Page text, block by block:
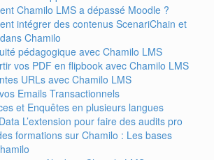
Chamilo LMS a dépassé Moodle ?
intégrer des contenus ScenariChain et
Chamilo
pédagogique avec Chamilo LMS
vos PDF en flipbook avec Chamilo LMS
URLs avec Chamilo LMS
Emails Transactionnels
et Enquêtes en plusieurs langues
L’extension pour faire des audits pro
formations sur Chamilo : Les bases